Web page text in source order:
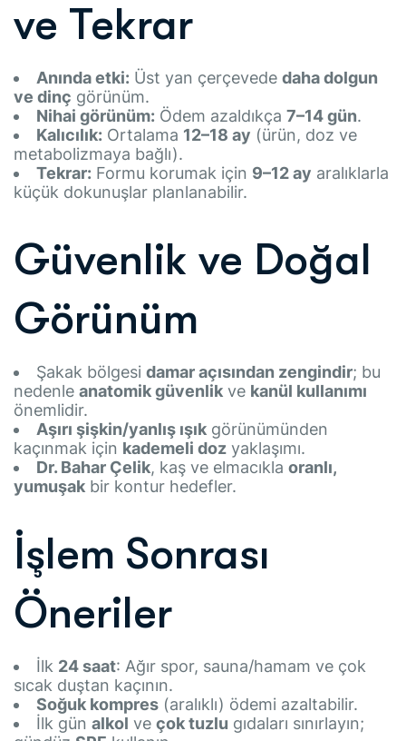
ve Tekrar
Anında etki: Üst yan çerçevede daha dolgun
ve dinç görünüm.
Nihai görünüm: Ödem azaldıkça 7–14 gün.
Kalıcılık: Ortalama 12–18 ay (ürün, doz ve
metabolizmaya bağlı).
Tekrar: Formu korumak için 9–12 ay aralıklarla
küçük dokunuşlar planlanabilir.
Güvenlik ve Doğal
Görünüm
Şakak bölgesi damar açısından zengindir; bu
nedenle anatomik güvenlik ve kanül kullanımı
önemlidir.
Aşırı şişkin/yanlış ışık görünümünden
kaçınmak için kademeli doz yaklaşımı.
Dr. Bahar Çelik, kaş ve elmacıkla oranlı,
yumuşak bir kontur hedefler.
İşlem Sonrası
Öneriler
İlk 24 saat: Ağır spor, sauna/hamam ve çok
sıcak duştan kaçının.
Soğuk kompres (aralıklı) ödemi azaltabilir.
İlk gün alkol ve çok tuzlu gıdaları sınırlayın;